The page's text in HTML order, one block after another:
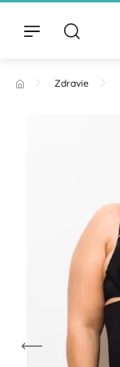
Zdravie